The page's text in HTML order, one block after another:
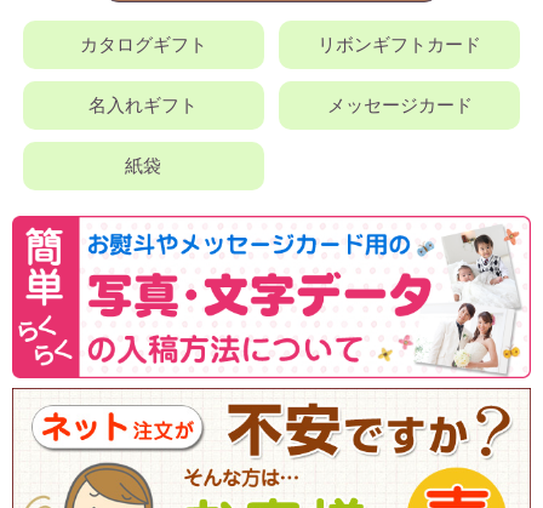
カタログギフト リボンギフトカード
名入れギフト メッセージカード
紙袋